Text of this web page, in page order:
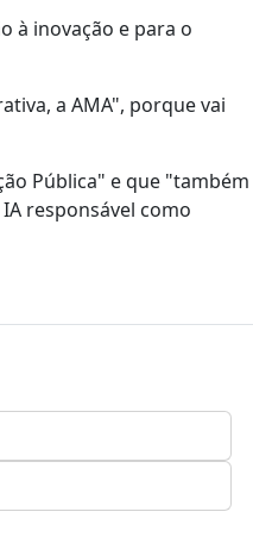
à inovação e para o
a AMA", porque vai
Pública" e que "também
responsável como